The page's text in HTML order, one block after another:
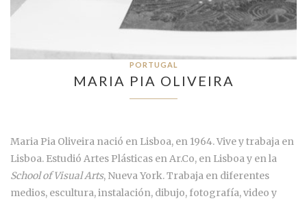
PORTUGAL
MARIA PIA OLIVEIRA
Maria Pia Oliveira nació en Lisboa, en 1964. Vive y trabaja en
Lisboa. Estudió Artes Plásticas en Ar.Co, en Lisboa y en la
School of Visual Arts, Nueva York. Trabaja en diferentes
medios, escultura, instalación, dibujo, fotografía, video y